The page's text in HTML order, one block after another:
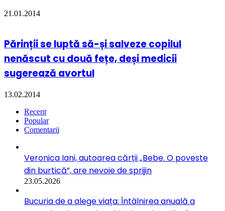
21.01.2014
Părinții se luptă să-și salveze copilul
nenăscut cu două fețe, deși medicii
sugerează avortul
13.02.2014
Recent
Popular
Comentarii
Veronica Iani, autoarea cărții „Bebe. O poveste
din burtică”, are nevoie de sprijin
23.05.2026
Bucuria de a alege viața: Întâlnirea anuală a